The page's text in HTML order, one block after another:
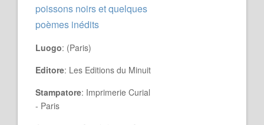
poissons noirs et quelques
poèmes inédits
Luogo: (Paris)
Editore: Les Editions du Minuit
Stampatore: Imprimerie Curial
- Paris